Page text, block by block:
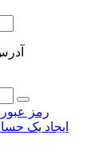
رمز
ایجاد یک